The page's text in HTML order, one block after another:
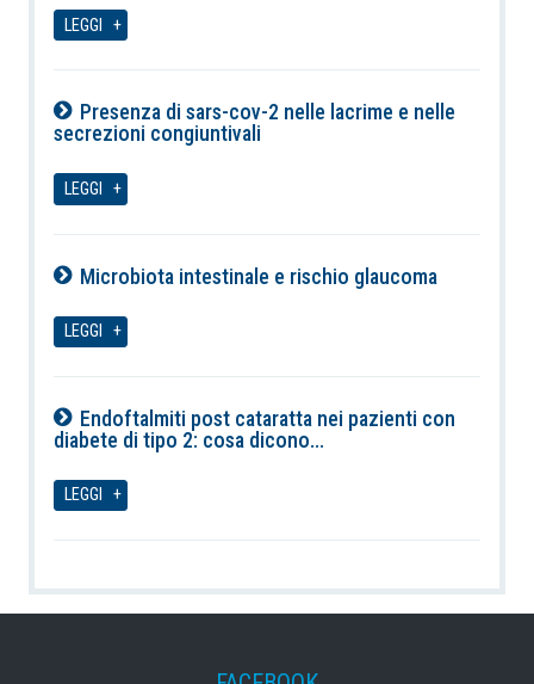
LEGGI
Presenza di sars-cov-2 nelle lacrime e nelle
secrezioni congiuntivali
LEGGI
Microbiota intestinale e rischio glaucoma
LEGGI
Endoftalmiti post cataratta nei pazienti con
diabete di tipo 2: cosa dicono...
LEGGI